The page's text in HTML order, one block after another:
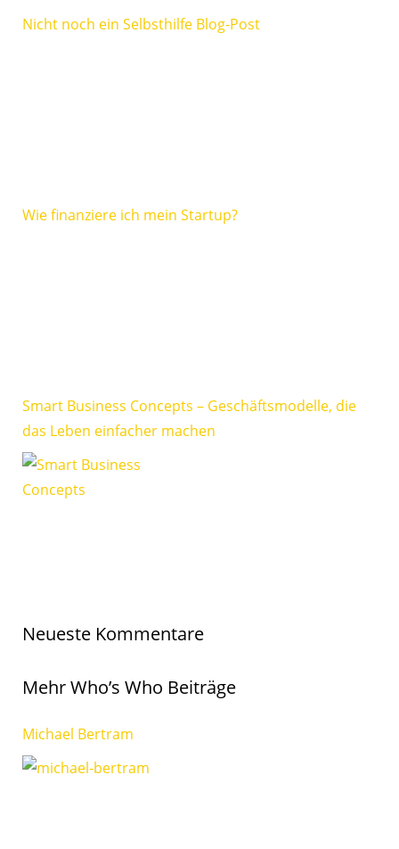
Nicht noch ein Selbsthilfe Blog-Post
Wie finanziere ich mein Startup?
Smart Business Concepts – Geschäftsmodelle, die
das Leben einfacher machen
Neueste Kommentare
Mehr Who’s Who Beiträge
Michael Bertram